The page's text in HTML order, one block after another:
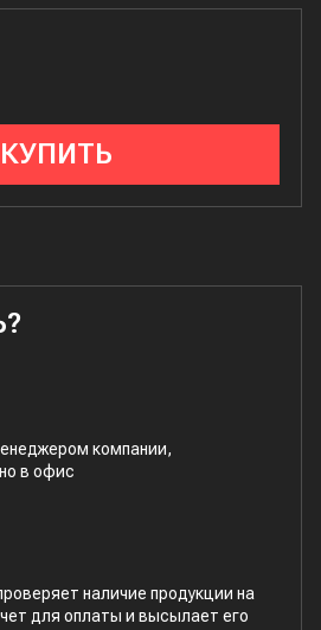
КУПИТЬ
компании,
в офис
наличие продукции на
для оплаты и высылает его